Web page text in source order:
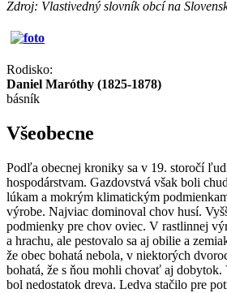
Zdroj: Vlastivedný slovník obcí na
Rodisko:
Daniel Maróthy (1825-1878)
básník
Všeobecne
Podľa obecnej kroniky sa v 19. storočí
hospodárstvam. Gazdovstvá však boli
lúkam a mokrým klimatickým
výrobe. Najviac dominoval chov husí.
podmienky pre chov oviec. V rastlinnej
a hrachu, ale pestovalo sa aj obilie a
že obec bohatá nebola, v niektorých
bohatá, že s ňou mohli chovať aj
bol nedostatok dreva. Ledva stačilo pre